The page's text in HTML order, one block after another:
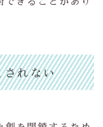
れない